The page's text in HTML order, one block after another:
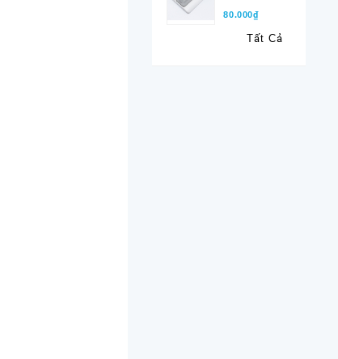
80.000₫
Tất Cả